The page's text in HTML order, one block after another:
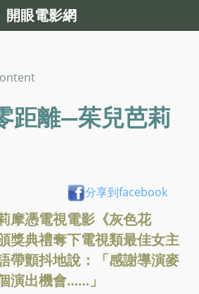
距離—茱兒芭莉
分享到facebook
摩憑電視電影《灰色花
獎典禮奪下電視類最佳女主
帶顫抖地說：「感謝導演麥
演出機會……」
開眼電影網